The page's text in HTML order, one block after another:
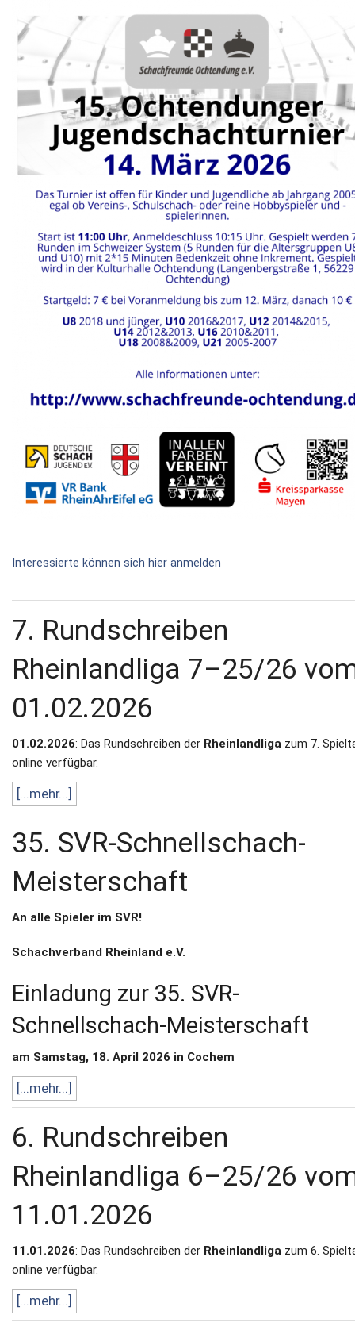
Interessierte können sich hier anmelden
7. Rundschreiben
Rheinlandliga 7–25/26
01.02.2026
01.02.2026: Das Rundschreiben der Rheinlandliga zum 7.
online verfügbar.
[...mehr...]
35. SVR-Schnellschach-
Meisterschaft
An alle Spieler im SVR!
Schachverband Rheinland e.V.
Einladung zur 35. SVR-
Schnellschach-Meisterschaft
am Samstag, 18. April 2026 in Cochem
[...mehr...]
6. Rundschreiben
Rheinlandliga 6–25/26
11.01.2026
11.01.2026: Das Rundschreiben der Rheinlandliga zum 6.
online verfügbar.
[...mehr...]